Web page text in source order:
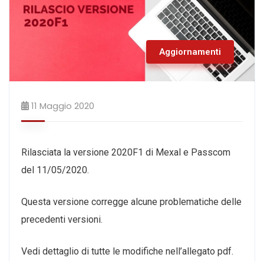
Aggiornamenti
11 Maggio 2020
Rilasciata la versione 2020F1 di Mexal e Passcom
del 11/05/2020.
Questa versione corregge alcune problematiche delle
precedenti versioni.
Vedi dettaglio di tutte le modifiche nell’allegato pdf.